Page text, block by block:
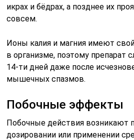
икрах и бёдрах, а позднее их
совсем.
Ионы калия и магния имеют
в организме, поэтому препарат
14-ти дней даже после
мышечных спазмов.
Побочные эффекты
Побочные действия возникают
дозировании или применении